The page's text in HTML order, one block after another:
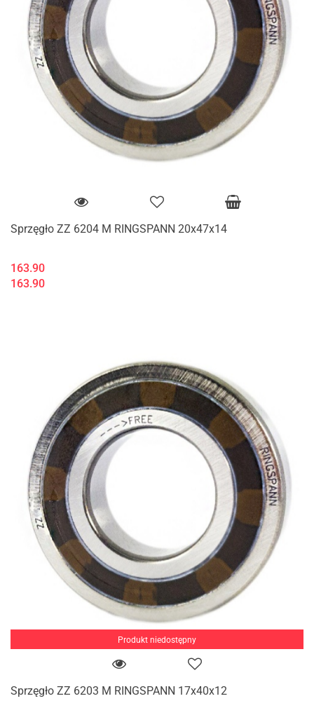
Sprzęgło ZZ 6204 M RINGSPANN 20x47x14
163.90
163.90
Produkt niedostępny
Sprzęgło ZZ 6203 M RINGSPANN 17x40x12